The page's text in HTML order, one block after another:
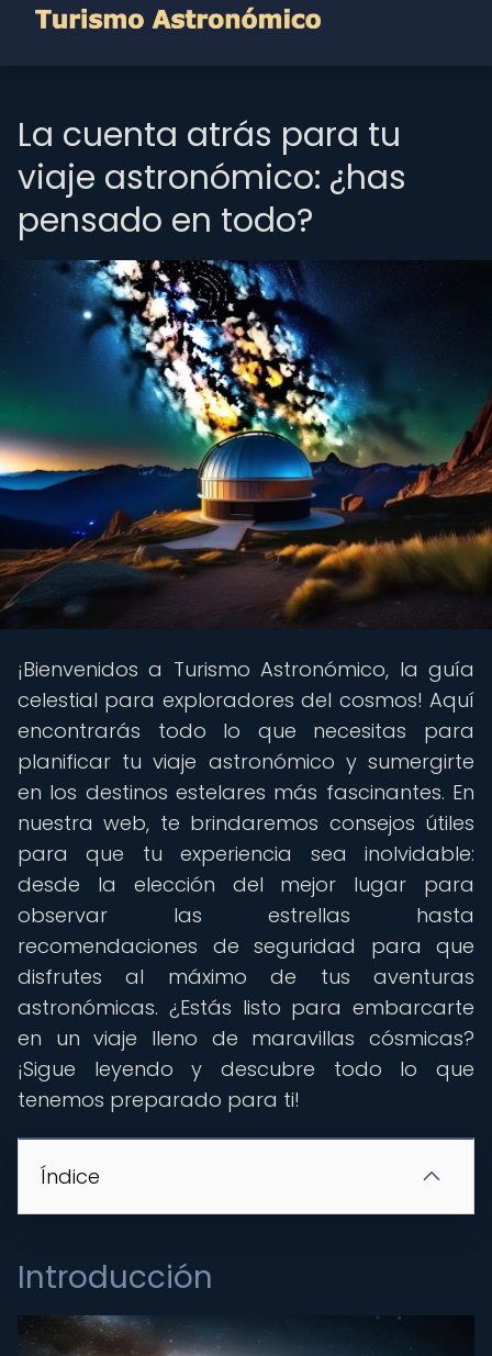
La cuenta atrás para tu
viaje astronómico: ¿has
pensado en todo?
¡Bienvenidos a Turismo Astronómico, la guía
celestial para exploradores del cosmos! Aquí
encontrarás todo lo que necesitas para
planificar tu viaje astronómico y sumergirte
en los destinos estelares más fascinantes. En
nuestra web, te brindaremos consejos útiles
para que tu experiencia sea inolvidable:
desde la elección del mejor lugar para
observar las estrellas hasta
recomendaciones de seguridad para que
disfrutes al máximo de tus aventuras
astronómicas. ¿Estás listo para embarcarte
en un viaje lleno de maravillas cósmicas?
¡Sigue leyendo y descubre todo lo que
tenemos preparado para ti!
Índice
Introducción